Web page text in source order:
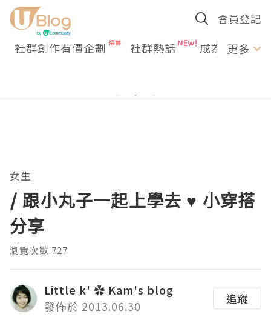
會員登記
社群創作有價企劃 社群熱話 成為U更多
女生
/ 跟小丸子一起上學去 ♥ 小穿搭
分享
瀏覽次數:727
Little k' ✿ Kam's blog
發佈於 2013.06.30
追蹤